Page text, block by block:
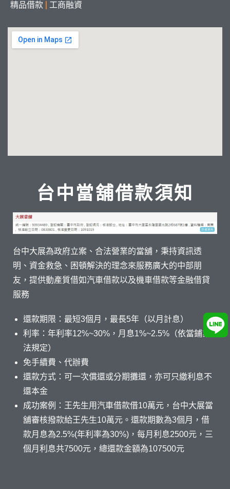
台中當舖借款須知
台中大展為政府立案、合法營業的當舖，秉持資訊透
明、資金救急、困頓解決的理念來服務廣大的中部朋
友，提供動產質借如汽車借款以及機車借款等金融借貸
服務
還款期限：最短3個月，最長5年（以月計息）
利率：年利率12%~30%，月息1%~2.5%（依當鋪業
法規定）
免手續費、代辦費
還款方式：可一次償還或分期攤還，亦可只繳利息不
還本金
成功案例：王先生用汽車借款借10萬元，台中大展當
舖審核撥款給王先生10萬元。還款期數為3個月，借
款月息為2.5%(年利率為30%)，每月利息2500元，三
個月利息共7500元，總還款金額為107500元
精品借款 工商融資